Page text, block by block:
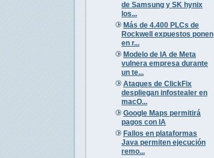
de Samsung y SK hynix
los...
Más de 4.400 PLCs de
Rockwell expuestos ponen
en r...
Modelo de IA de Meta
vulnera empresa durante
un te...
Ataques de ClickFix
despliegan infostealer en
macO...
Google Maps permitirá
pagos con IA
Fallos en plataformas
Java permiten ejecución
remo...